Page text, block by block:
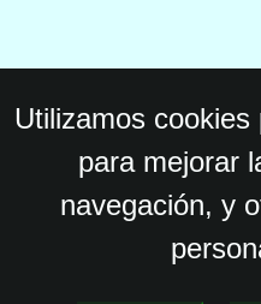
Utilizamos
para mejorar
navegación, y